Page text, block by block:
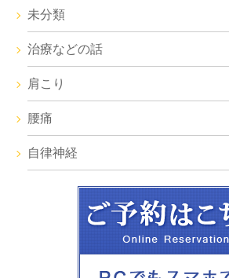
未分類
治療などの話
肩こり
腰痛
自律神経